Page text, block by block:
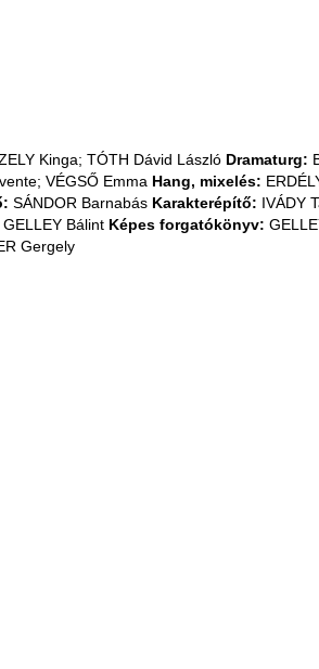
Kinga; TÓTH Dávid László Dramaturg:
VÉGSŐ Emma Hang, mixelés:
SÁNDOR Barnabás Karakterépítő: IVÁDY
GELLEY Bálint Képes forgatókönyv:
Gergely